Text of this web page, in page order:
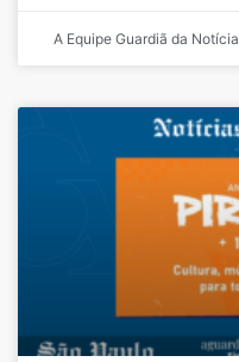
A Equipe Guardiã da Notícia